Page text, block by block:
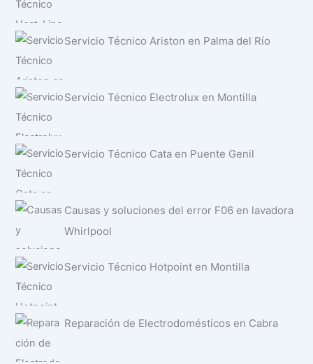
Servicio Técnico Ariston en Palma del Río
Servicio Técnico Electrolux en Montilla
Servicio Técnico Cata en Puente Genil
Causas y soluciones del error F06 en lavadora
Whirlpool
Servicio Técnico Hotpoint en Montilla
Reparación de Electrodomésticos en Cabra